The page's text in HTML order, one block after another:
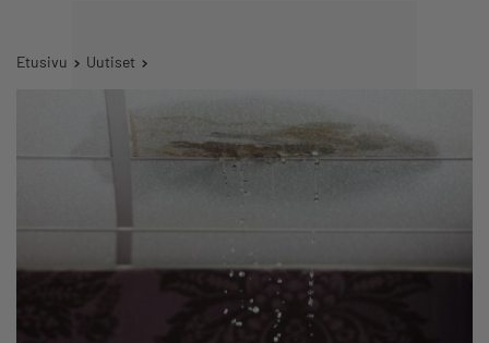
Etusivu Uutiset
Suodata hakutuloksia: näytä kaikki sisältö